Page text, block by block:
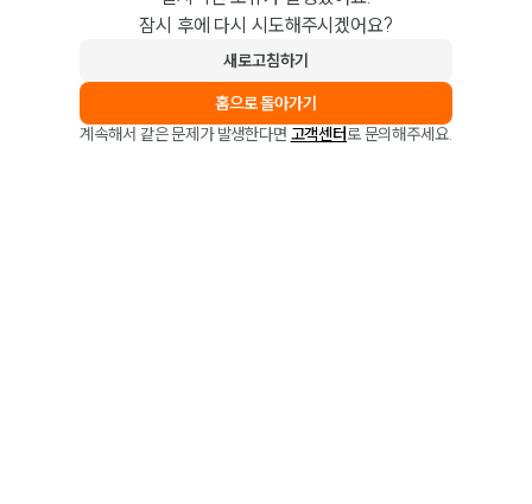
잠시 후에 다시 시도해주시겠어요?
새로고침하기
홈으로 돌아가기
계속해서 같은 문제가 발생한다면 고객센터로 문의해주세요.